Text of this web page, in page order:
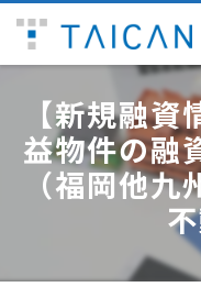
【新規融
益物件の融
（福岡他